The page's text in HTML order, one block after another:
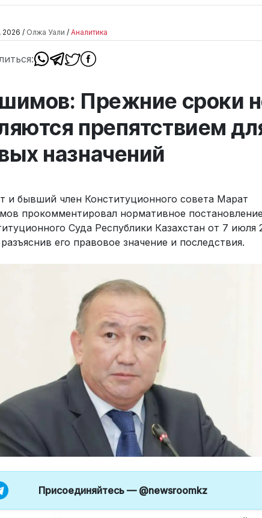
2026 / Олжа Уали / Аналитика
Прежние сроки
препятствием
назначений
и бывший член Конституционного совета Марат
прокомментировал нормативное постановление
Суда Республики Казахстан от 7 июля
его правовое значение и последствия.
Присоединяйтесь — @newsroomkz